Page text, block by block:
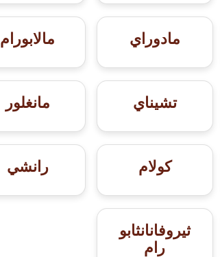
مادوراي مالابورام
تشيناي مانغلور
كولام رانشي
ثيروفانانثابو
رام